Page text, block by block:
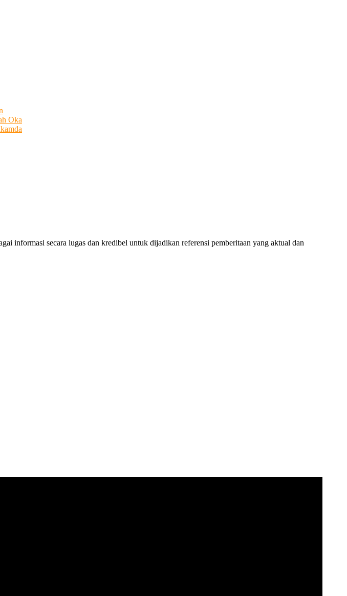
Oka
informasi secara lugas dan kredibel untuk dijadikan referensi pemberitaan yang aktual dan